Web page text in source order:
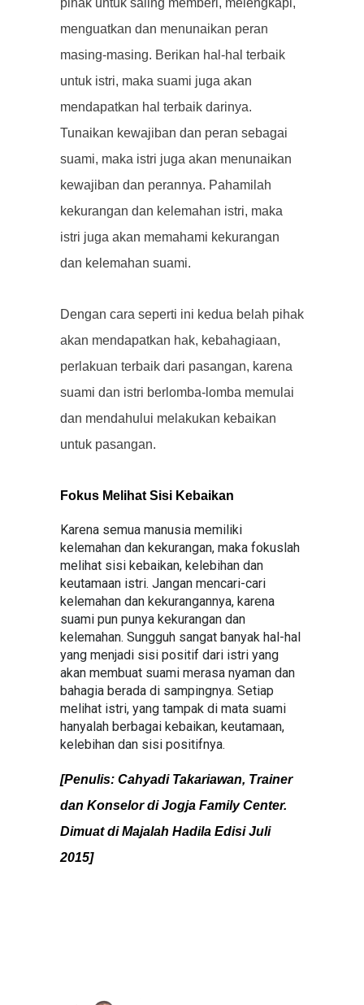
pihak untuk saling memberi, melengkapi,
menguatkan dan menunaikan peran
masing-masing. Berikan hal-hal terbaik
untuk istri, maka suami juga akan
mendapatkan hal terbaik darinya.
Tunaikan kewajiban dan peran sebagai
suami, maka istri juga akan menunaikan
kewajiban dan perannya. Pahamilah
kekurangan dan kelemahan istri, maka
istri juga akan memahami kekurangan
dan kelemahan suami.
Dengan cara seperti ini kedua belah pihak
akan mendapatkan hak, kebahagiaan,
perlakuan terbaik dari pasangan, karena
suami dan istri berlomba-lomba memulai
dan mendahului melakukan kebaikan
untuk pasangan.
Fokus Melihat Sisi Kebaikan
Karena semua manusia memiliki
kelemahan dan kekurangan, maka fokuslah
melihat sisi kebaikan, kelebihan dan
keutamaan istri. Jangan mencari-cari
kelemahan dan kekurangannya, karena
suami pun punya kekurangan dan
kelemahan. Sungguh sangat banyak hal-hal
yang menjadi sisi positif dari istri yang
akan membuat suami merasa nyaman dan
bahagia berada di sampingnya. Setiap
melihat istri, yang tampak di mata suami
hanyalah berbagai kebaikan, keutamaan,
kelebihan dan sisi positifnya.
[Penulis: Cahyadi Takariawan, Trainer
dan Konselor di Jogja Family Center.
Dimuat di Majalah Hadila Edisi Juli
2015]